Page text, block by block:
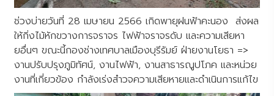
ช่วงบ่ายวันที่ 28 เมษายน 2566 เกิดพายุฝนฟ้าคะนอง ส่งผล
ให้กิ่งไม้หักขวางการจราจร ไฟฟ้าจราจรดับ และความเสียหา
ยอื่นๆ ขณะนี้กองช่างเทศบาลเมืองบุรีรัมย์ ฝ่ายงานโยธา =>
งานปรับปรุงภูมิทัศน์, งานไฟฟ้า, งานสาธารณูปโภค และหน่วย
งานที่เกี่ยวข้อง กำลังเร่งสำวจความเสียหายและดำเนินการแก้ไข